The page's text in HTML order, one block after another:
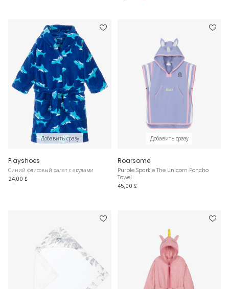
Добавить сразу
Playshoes
Синий флисовый халат с акулами
24,00 £
Добавить сразу
Roarsome
Purple Sparkle The Unicorn Poncho
Towel
45,00 £